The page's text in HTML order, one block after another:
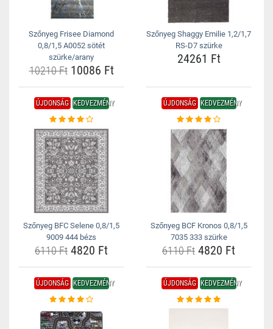
Szőnyeg Frisee Diamond
0,8/1,5 A0052 sötét
szürke/arany
10210 Ft10086 Ft
Szőnyeg Shaggy Emilie 1,2/1,7
RS-D7 szürke
24261 Ft
ÚJDONSÁG KEDVEZMÉNY
Szőnyeg BFC Selene 0,8/1,5
9009 444 bézs
6110 Ft 4820 Ft
ÚJDONSÁG KEDVEZMÉNY
Szőnyeg BCF Kronos 0,8/1,5
7035 333 szürke
6110 Ft 4820 Ft
ÚJDONSÁG KEDVEZMÉNY ÚJDONSÁG KEDVEZMÉNY